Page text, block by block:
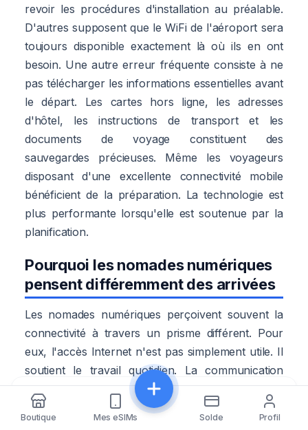
revoir les procédures d'installation au préalable.
D'autres supposent que le WiFi de l'aéroport sera
toujours disponible exactement là où ils en ont
besoin. Une autre erreur fréquente consiste à ne
pas télécharger les informations essentielles avant
le départ. Les cartes hors ligne, les adresses
d'hôtel, les instructions de transport et les
documents de voyage constituent des
sauvegardes précieuses. Même les voyageurs
disposant d'une excellente connectivité mobile
bénéficient de la préparation. La technologie est
plus performante lorsqu'elle est soutenue par la
planification.
Pourquoi les nomades numériques
pensent différemment des arrivées
Les nomades numériques perçoivent souvent la
connectivité à travers un prisme différent. Pour
eux, l'accès Internet n'est pas simplement utile. Il
soutient le travail quotidien. La communication
avec les clients. La collaboration sur les projets.
La gestion des fichiers. Les réunions vidéo. Les
services basés sur le cloud. Chaque arrivée
Partager
Boutique Mes eSIMs Solde Profil